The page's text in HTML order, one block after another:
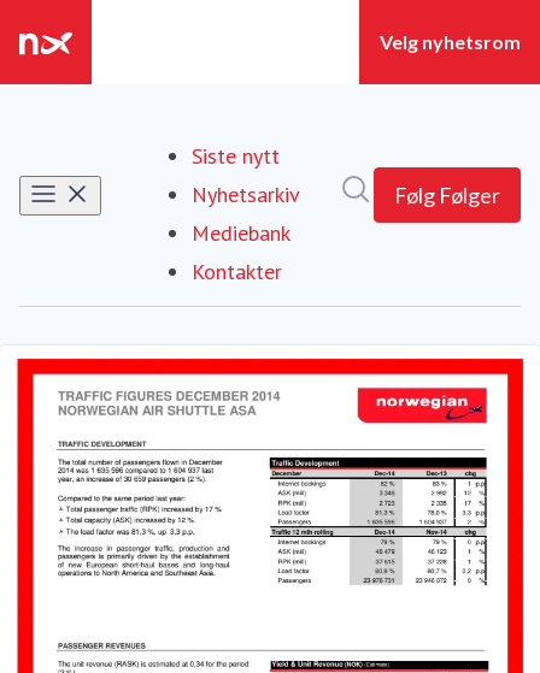
Siste nytt
Nyhetsarkiv
Mediebank
Kontakter
Følg Følger